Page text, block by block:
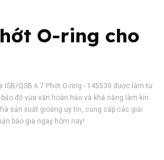
O-ring cho
ISB/QSB 6.7 Phớt O-ring - 145530 được làm từ
độ vừa vặn hoàn hảo và khả năng làm kín
sản xuất gioăng uy tín, cung cấp các giải
báo giá ngay hôm nay!